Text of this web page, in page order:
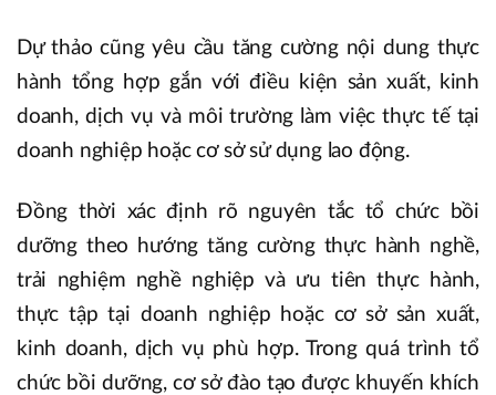
Dự thảo cũng yêu cầu tăng cường nội dung thực
hành tổng hợp gắn với điều kiện sản xuất, kinh
doanh, dịch vụ và môi trường làm việc thực tế tại
doanh nghiệp hoặc cơ sở sử dụng lao động.
Đồng thời xác định rõ nguyên tắc tổ chức bồi
dưỡng theo hướng tăng cường thực hành nghề,
trải nghiệm nghề nghiệp và ưu tiên thực hành,
thực tập tại doanh nghiệp hoặc cơ sở sản xuất,
kinh doanh, dịch vụ phù hợp. Trong quá trình tổ
chức bồi dưỡng, cơ sở đào tạo được khuyến khích